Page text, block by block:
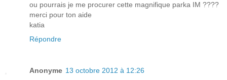
ou pourrais je me procurer cette magnifique parka IM ????
merci pour ton aide
katia
Répondre
Anonyme 13 octobre 2012 à 12:26